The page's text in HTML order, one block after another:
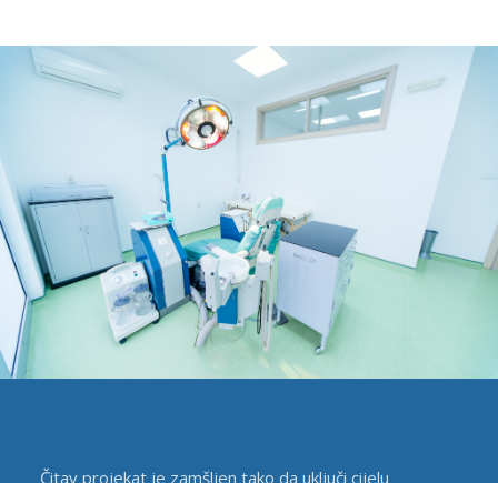
Čitav projekat je zamšljen tako da uključi cijelu